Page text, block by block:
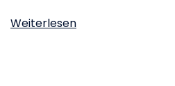
Weiterlesen